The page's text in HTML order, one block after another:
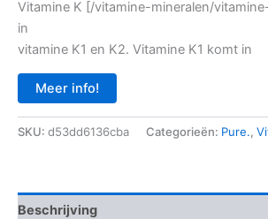
Vitamine K [/vitamine-mineralen/
in
vitamine K1 en K2. Vitamine K1 komt in
Meer info!
SKU: d53dd6136cba Categorieën: Pure.,
Beschrijving